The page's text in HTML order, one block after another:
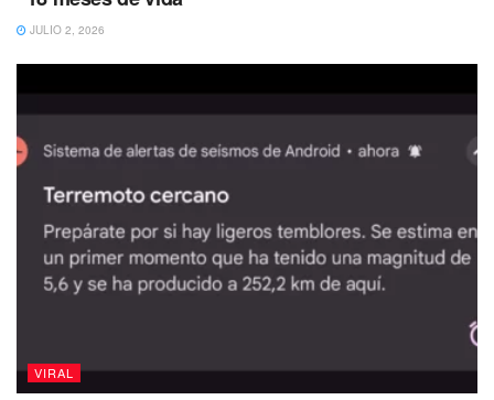
seres agradecidos.
El video del michi agradecido ha dado la vuelta al mundo
JULIO 2, 2026
VIRAL